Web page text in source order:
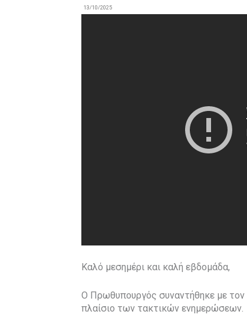
13/10/2025
Καλό μεσημέρι και καλή εβδομάδα,
Ο Πρωθυπουργός συναντήθηκε με
πλαίσιο των τακτικών ενημερώσεων.